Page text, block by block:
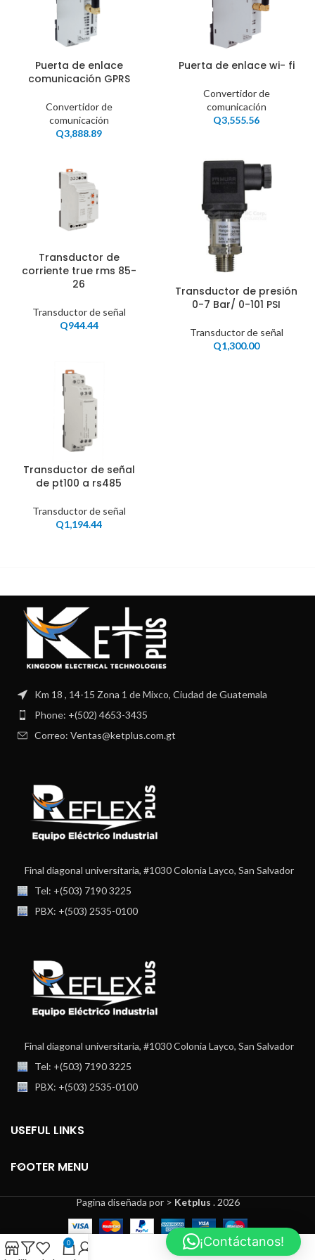
Puerta de enlace
comunicación GPRS
Convertidor de
comunicación
Q3,888.89
Puerta de enlace wi- fi
Convertidor de
comunicación
Q3,555.56
Transductor de
corriente true rms 85-
26
Transductor de señal
Q944.44
Transductor de presión
0-7 Bar/ 0-101 PSI
Transductor de señal
Q1,300.00
Transductor de señal
de pt100 a rs485
Transductor de señal
Q1,194.44
Km 18 , 14-15 Zona 1 de Mixco, Ciudad de Guatemala
Phone: +(502) 4653-3435
Correo: Ventas@ketplus.com.gt
Final diagonal universitaria, #1030 Colonia Layco, San Salvador
Tel: +(503) 7190 3225
PBX: +(503) 2535-0100
Final diagonal universitaria, #1030 Colonia Layco, San Salvador
Tel: +(503) 7190 3225
PBX: +(503) 2535-0100
USEFUL LINKS
FOOTER MENU
Pagina diseñada por > Ketplus . 2026
0 ¡Contáctanos!